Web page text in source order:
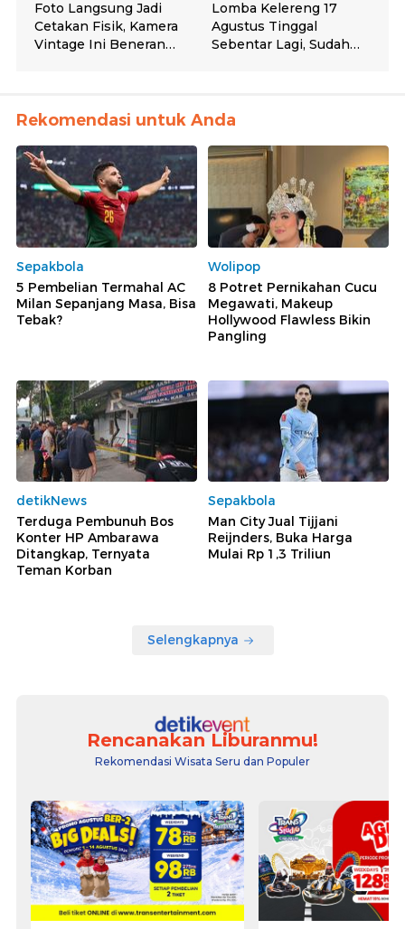
Rekomendasi untuk Anda
Sepakbola
5 Pembelian Termahal AC
Milan Sepanjang Masa, Bisa
Tebak?
Wolipop
8 Potret Pernikahan Cucu
Megawati, Makeup
Hollywood Flawless Bikin
Pangling
detikNews
Terduga Pembunuh Bos
Konter HP Ambarawa
Ditangkap, Ternyata
Teman Korban
Sepakbola
Man City Jual Tijjani
Reijnders, Buka Harga
Mulai Rp 1,3 Triliun
Selengkapnya
Rencanakan Liburanmu!
Rekomendasi Wisata Seru dan Populer